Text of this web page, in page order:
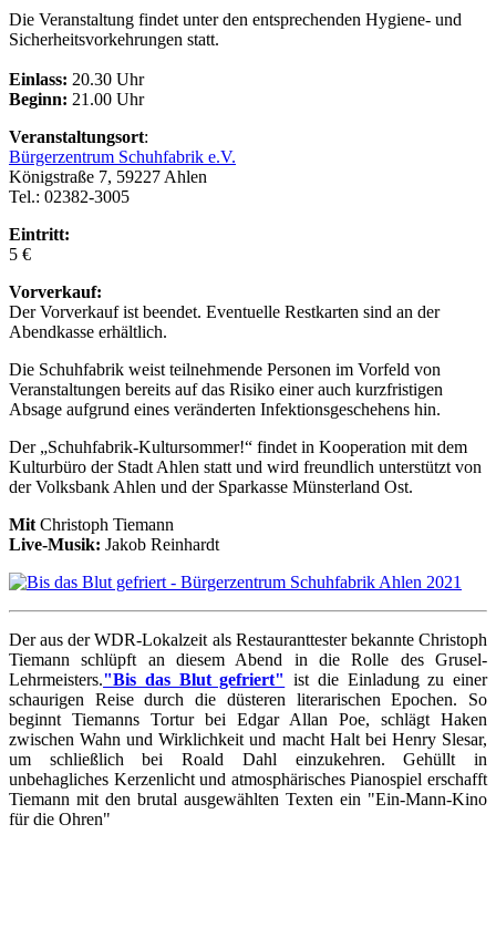
Die Veranstaltung findet unter den entsprechenden Hygiene- und
Sicherheitsvorkehrungen statt.
Einlass: 20.30 Uhr
Beginn: 21.00 Uhr
Veranstaltungsort:
Bürgerzentrum Schuhfabrik e.V.
Königstraße 7, 59227 Ahlen
Tel.: 02382-3005
Eintritt:
5 €
Vorverkauf:
Der Vorverkauf ist beendet. Eventuelle Restkarten sind an der
Abendkasse erhältlich.
Die Schuhfabrik weist teilnehmende Personen im Vorfeld von
Veranstaltungen bereits auf das Risiko einer auch kurzfristigen
Absage aufgrund eines veränderten Infektionsgeschehens hin.
Der „Schuhfabrik-Kultursommer!“ findet in Kooperation mit dem
Kulturbüro der Stadt Ahlen statt und wird freundlich unterstützt von
der Volksbank Ahlen und der Sparkasse Münsterland Ost.
MitChristoph Tiemann
Live-Musik: Jakob Reinhardt
Der aus der WDR-Lokalzeit als Restauranttester bekannte Christoph
Tiemann schlüpft an diesem Abend in die Rolle des Grusel-
Lehrmeisters."Bis das Blut gefriert" ist die Einladung zu einer
schaurigen Reise durch die düsteren literarischen Epochen. So
beginnt Tiemanns Tortur bei Edgar Allan Poe, schlägt Haken
zwischen Wahn und Wirklichkeit und macht Halt bei Henry Slesar,
um schließlich bei Roald Dahl einzukehren. Gehüllt in
unbehagliches Kerzenlicht und atmosphärisches Pianospiel erschafft
Tiemann mit den brutal ausgewählten Texten ein "Ein-Mann-Kino
für die Ohren"